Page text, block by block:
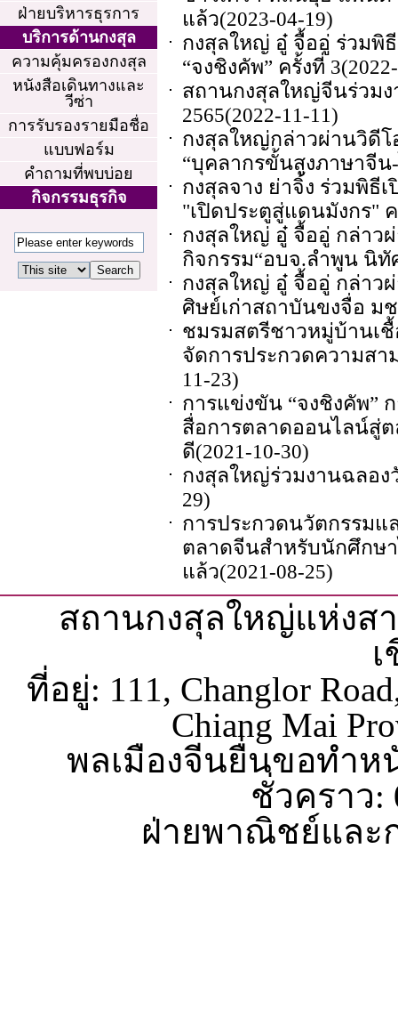
ฝ่ายบริหารธุรการ
บริการด้านกงสุล
ความคุ้มครองกงสุล
หนังสือเดินทางและ
วีซ่า
การรับรองรายมือชื่อ
แบบฟอร์ม
คำถามที่พบบ่อย
กิจกรรมธุรกิจ
แล้ว(2023-04-19)
กงสุลใหญ่ อู๋ จื้ออู่ ร่วมพิ
“จงชิงคัพ” ครั้งที่ 3
สถานกงสุลใหญ่จีนร่วมง
2565(2022-11-11)
กงสุลใหญ่กล่าวผ่านวิดีโ
“บุคลากรขั้นสูงภาษาจีน
กงสุลจาง ย่าจิ้ง ร่วมพิธี
"เปิดประตูสู่แดนมังกร"
กงสุลใหญ่ อู๋ จื้ออู่ กล่าว
กิจกรรม“อบจ.ลำพูน นิทั
กงสุลใหญ่ อู๋ จื้ออู่ กล่าว
ศิษย์เก่าสถาบันขงจื่อ ม
ชมรมสตรีชาวหมู่บ้านเ
จัดการประกวดความสา
11-23)
การแข่งขัน “จงชิงคัพ”
สื่อการตลาดออนไลน์สู่ต
ดี(2021-10-30)
กงสุลใหญ่ร่วมงานฉลอ
29)
การประกวดนวัตกรรม
ตลาดจีนสำหรับนักศึกษ
แล้ว(2021-08-25)
สถานกงสุลใหญ่แห่งส
ที่อยู่: 111, Changlor
Chiang Mai
พลเมืองจีนยื่นขอทำห
ชั่วคราว:
ฝ่ายพาณิชย์และก